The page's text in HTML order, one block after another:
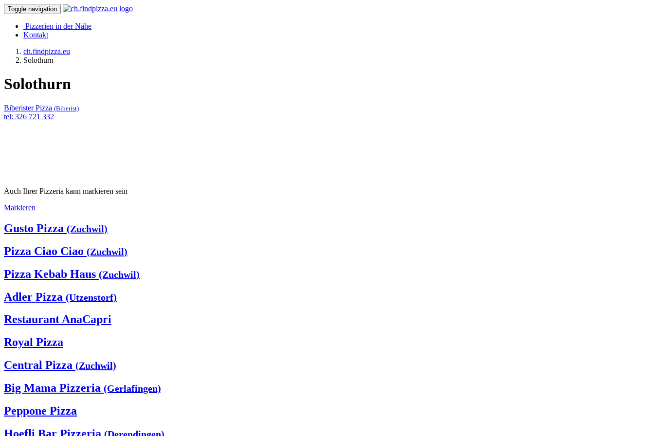
Toggle navigation
Pizzerien in der Nähe
Kontakt
ch.findpizza.eu
Solothurn
Solothurn
Biberister Pizza (Biberist)
tel: 326 721 332
Auch Ihrer Pizzeria kann markieren sein
Markieren
Gusto Pizza (Zuchwil)
Pizza Ciao Ciao (Zuchwil)
Pizza Kebab Haus (Zuchwil)
Adler Pizza (Utzenstorf)
Restaurant AnaCapri
Royal Pizza
Central Pizza (Zuchwil)
Big Mama Pizzeria (Gerlafingen)
Peppone Pizza